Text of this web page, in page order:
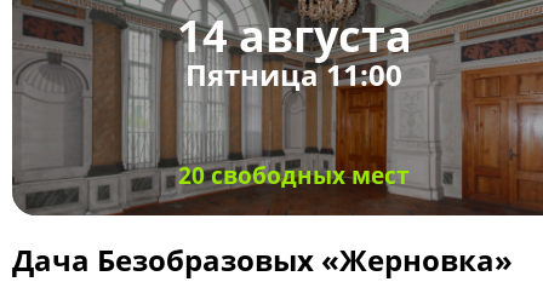
14 августа
Пятница 11:00
20 свободных мест
Дача Безобразовых «Жерновка»